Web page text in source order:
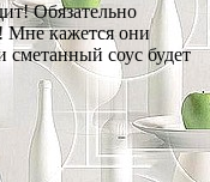
Обязательно
Мне кажется они
сметанный соус будет